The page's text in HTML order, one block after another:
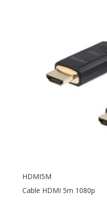
HDMI5M
Cable HDMI 5m 1080p